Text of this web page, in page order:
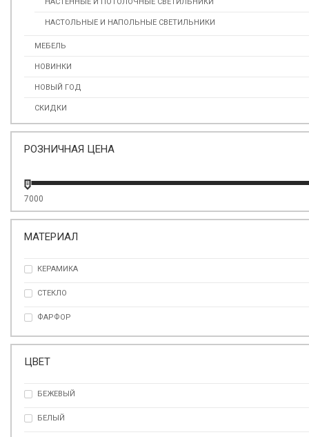
НАСТОЛЬНЫЕ И НАПОЛЬНЫЕ СВЕТИЛЬНИКИ
МЕБЕЛЬ
НОВИНКИ
НОВЫЙ ГОД
СКИДКИ
РОЗНИЧНАЯ ЦЕНА
7000
МАТЕРИАЛ
КЕРАМИКА
СТЕКЛО
ФАРФОР
ЦВЕТ
БЕЖЕВЫЙ
БЕЛЫЙ